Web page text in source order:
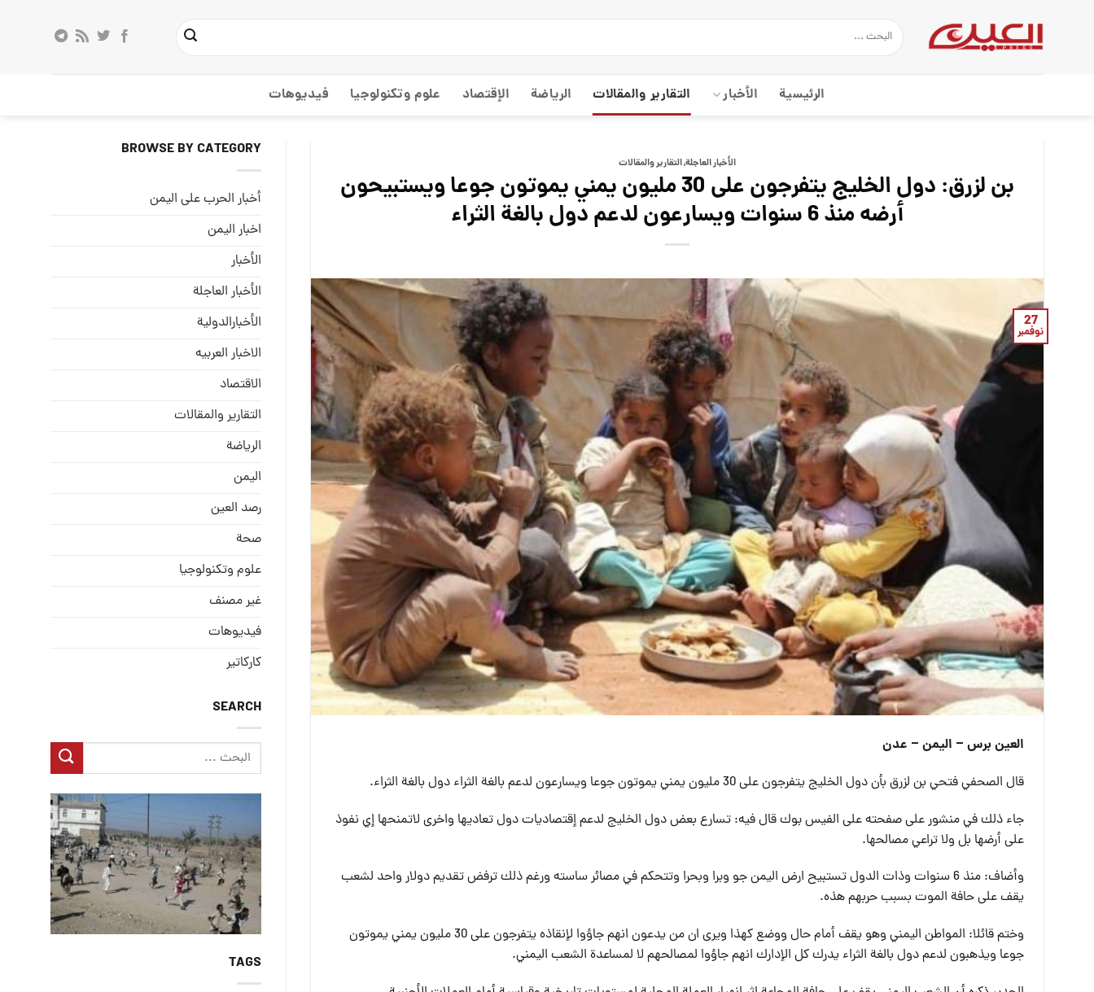
الرئيسية الأخبار التقارير والمقالات الریاضة الإقتصاد علوم وتكنولوجيا فيديوهات
الأخبار العاجلة,التقارير والمقالات
بن لزرق: دول الخليج يتفرجون على 30 مليون يمني يموتون جوعا ويستبيحون
أرضه منذ 6 سنوات ويسارعون لدعم دول بالغة الثراء
27
نوفمبر
العين برس – اليمن – عدن
قال الصحفي فتحي بن لزرق بأن دول الخليج يتفرجون على 30 مليون يمني يموتون جوعا ويسارعون لدعم بالغة الثراء دول بالغة الثراء.
جاء ذلك في منشور على صفحته على الفيس بوك قال فيه: تسارع بعض دول الخليج لدعم إقتصاديات دول تعاديها واخرى لاتمنحها إي نفوذ
على أرضها بل ولا تراعي مصالحها.
وأضاف: منذ 6 سنوات وذات الدول تستبيح ارض اليمن جو وبرا وبحرا وتتحكم في مصائر ساسته ورغم ذلك ترفض تقديم دولار واحد لشعب
يقف على حافة الموت بسبب حربهم هذه.
وختم قائلا: المواطن اليمني وهو يقف أمام حال ووضع كهذا ويرى ان من يدعون انهم جاؤوا لإنقاذه يتفرجون على 30 مليون يمني يموتون
جوعا ويذهبون لدعم دول بالغة الثراء يدرك كل الإدارك انهم جاؤوا لمصالحهم لا لمساعدة الشعب اليمني.
BROWSE BY CATEGORY
أخبار الحرب على اليمن
اخبار اليمن
الأخبار
الأخبار العاجلة
الأخبارالدولية
الاخبار العربيه
الاقتصاد
التقارير والمقالات
الریاضة
الیمن
رصد العین
صحة
علوم وتكنولوجيا
غير مصنف
فيديوهات
كاركاتير
SEARCH
TAGS